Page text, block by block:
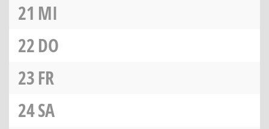
21 MI
22DO
23FR
24SA